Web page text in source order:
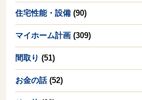
住宅性能・設備 (90)
マイホーム計画 (309)
間取り (51)
お金の話(52)